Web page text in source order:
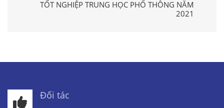
TỐT NGHIỆP TRUNG HỌC PHỔ THÔNG NĂM
2021
Đối tác